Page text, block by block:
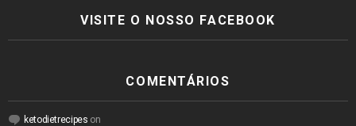
VISITE O NOSSO FACEBOOK
COMENTÁRIOS
ketodietrecipes on